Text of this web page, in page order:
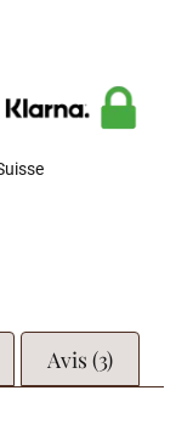
Avis (3)